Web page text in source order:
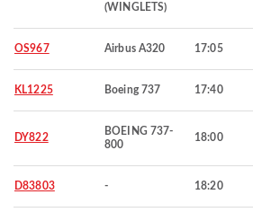
(WINGLETS)
OS967 Airbus A320 17:05
KL1225 Boeing 737 17:40
DY822
BOEING 737-
800
18:00
D83803 - 18:20